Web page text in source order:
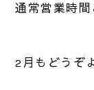
通常営業時間
2月もどうぞ